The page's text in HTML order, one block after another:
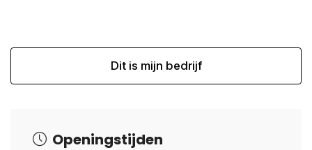
Dit is mijn bedrijf
Openingstijden